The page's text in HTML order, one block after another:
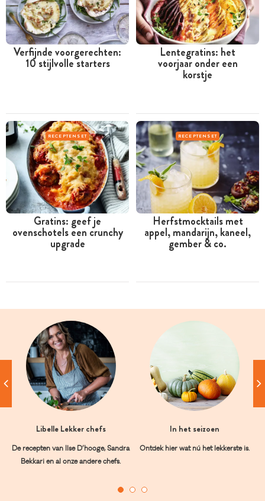
Verfijnde voorgerechten:
10 stijlvolle starters
Lentegratins: het
voorjaar onder een
korstje
RECEPTENSET
Gratins: geef je
ovenschotels een crunchy
upgrade
RECEPTENSET
Herfstmocktails met
appel, mandarijn, kaneel,
gember & co.
Libelle Lekker chefs
De recepten van Ilse D’hooge, Sandra
Bekkari en al onze andere chefs.
In het seizoen
Ontdek hier wat nú het lekkerste is.